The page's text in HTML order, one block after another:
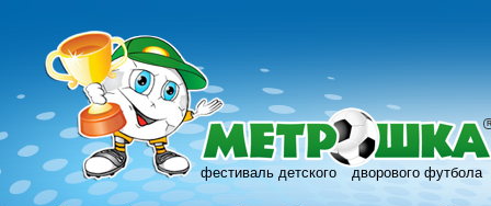
фестиваль детского дворового футбола
R